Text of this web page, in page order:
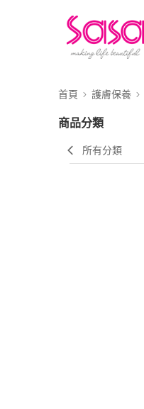
首頁 護膚保養
商品分類
所有分類